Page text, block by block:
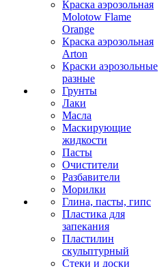
Краска аэрозольная
Molotow Flame
Orange
Краска аэрозольная
Arton
Краски аэрозольные
разные
Грунты
Лаки
Масла
Маскирующие
жидкости
Пасты
Очистители
Разбавители
Морилки
Глина, пасты, гипс
Пластика для
запекания
Пластилин
скульптурный
Стеки и доски